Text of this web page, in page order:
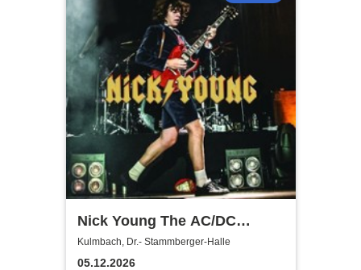
Nick Young The AC/DC
Master-Band
Kulmbach, Dr.- Stammberger-Halle
05.12.2026